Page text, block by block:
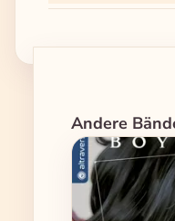
Produktgalerie
Andere